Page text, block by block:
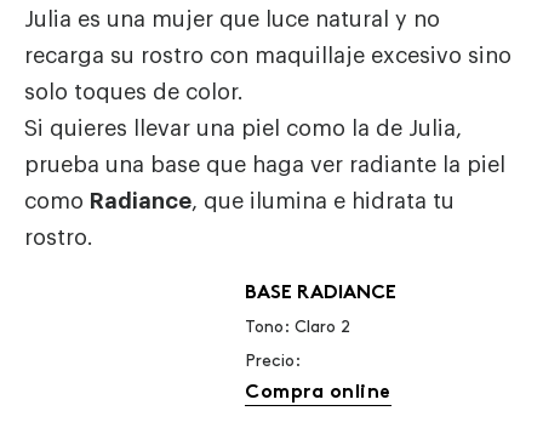
Julia es una mujer que luce natural y no
recarga su rostro con maquillaje excesivo sino
solo toques de color.
Si quieres llevar una piel como la de Julia,
prueba una base que haga ver radiante la piel
como Radiance, que ilumina e hidrata tu
rostro.
BASE RADIANCE
Tono: Claro 2
Precio:
Compra online